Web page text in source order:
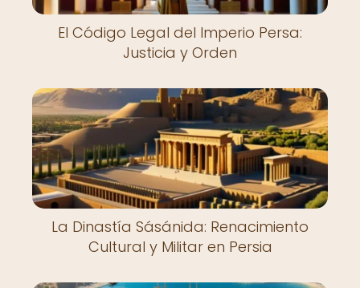
El Código Legal del Imperio Persa:
Justicia y Orden
La Dinastía Sásánida: Renacimiento
Cultural y Militar en Persia